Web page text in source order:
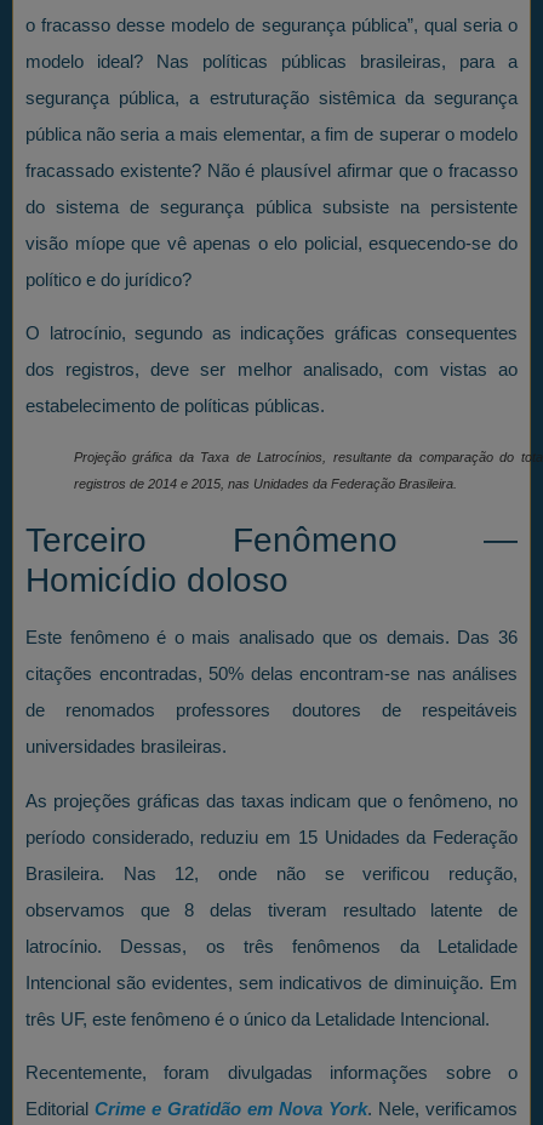
o fracasso desse modelo de segurança pública”, qual seria o
modelo ideal? Nas políticas públicas brasileiras, para a
segurança pública, a estruturação sistêmica da segurança
pública não seria a mais elementar, a fim de superar o modelo
fracassado existente? Não é plausível afirmar que o fracasso
do sistema de segurança pública subsiste na persistente
visão míope que vê apenas o elo policial, esquecendo-se do
político e do jurídico?
O latrocínio, segundo as indicações gráficas consequentes
dos registros, deve ser melhor analisado, com vistas ao
estabelecimento de políticas públicas.
Projeção gráfica da Taxa de Latrocínios, resultante da comparação do
registros de 2014 e 2015, nas Unidades da Federação Brasileira.
Terceiro Fenômeno —
Homicídio doloso
Este fenômeno é o mais analisado que os demais. Das 36
citações encontradas, 50% delas encontram-se nas análises
de renomados professores doutores de respeitáveis
universidades brasileiras.
As projeções gráficas das taxas indicam que o fenômeno, no
período considerado, reduziu em 15 Unidades da Federação
Brasileira. Nas 12, onde não se verificou redução,
observamos que 8 delas tiveram resultado latente de
latrocínio. Dessas, os três fenômenos da Letalidade
Intencional são evidentes, sem indicativos de diminuição. Em
três UF, este fenômeno é o único da Letalidade Intencional.
Recentemente, foram divulgadas informações sobre o
Editorial Crime e Gratidão em Nova York. Nele, verificamos